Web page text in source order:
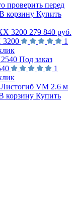
проверить перед
корзину Купить
279 840 руб.
3200
1
Под заказ
1
Листогиб VM 2.6 м
корзину Купить